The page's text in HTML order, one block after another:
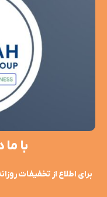
با
برای اطلاع از تخفیفات